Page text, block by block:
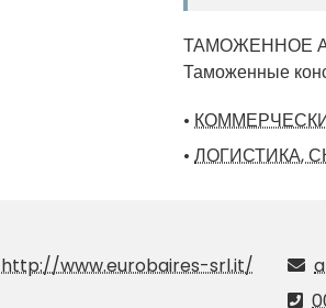
ТАМОЖЕННОЕ
Таможенные
•
• ЛОГИСТИКА,
http://www.eurobaires-srl.it/